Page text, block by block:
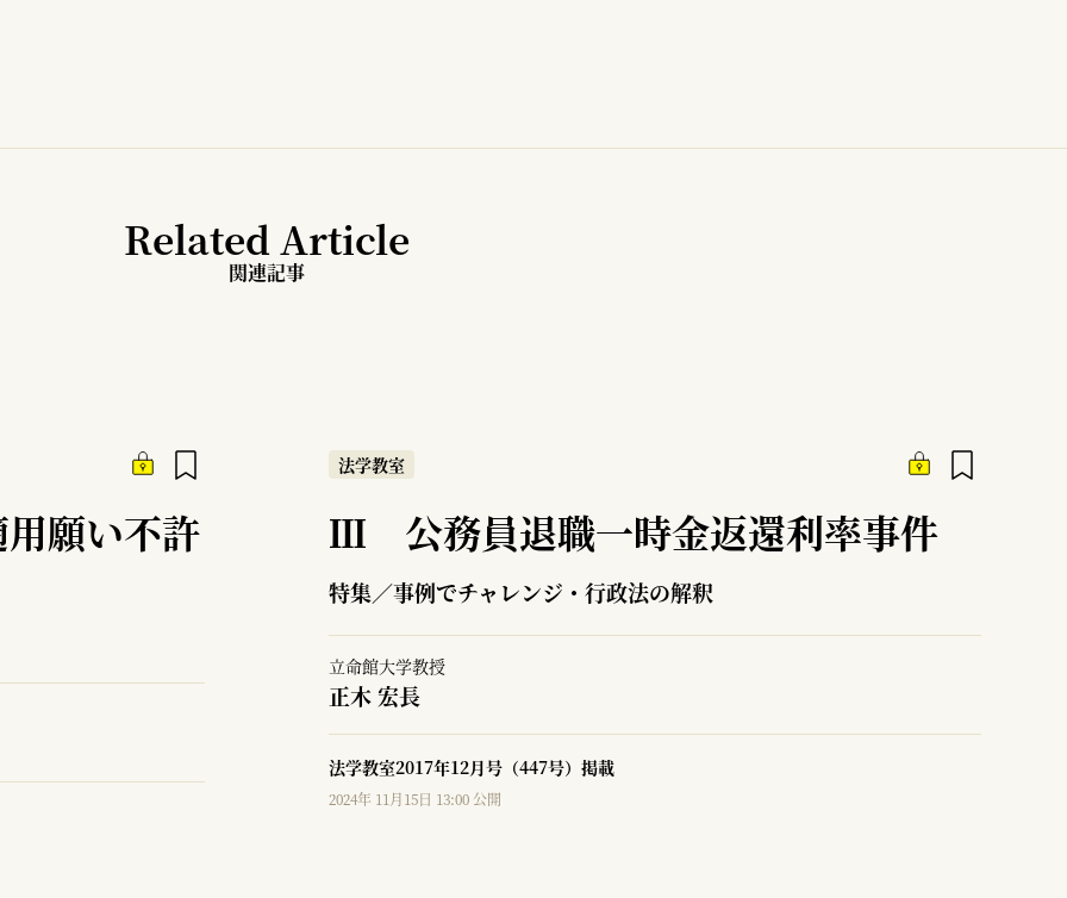
Related Article
関連記事
願い不許
法学教室
Ⅲ 公務員退職一時金返還利率事件
特集／事例でチャレンジ・行政法の解釈
立命館大学教授
正木 宏長
法学教室2017年12月号（447号）掲載
2024年 11月15日 13:00 公開